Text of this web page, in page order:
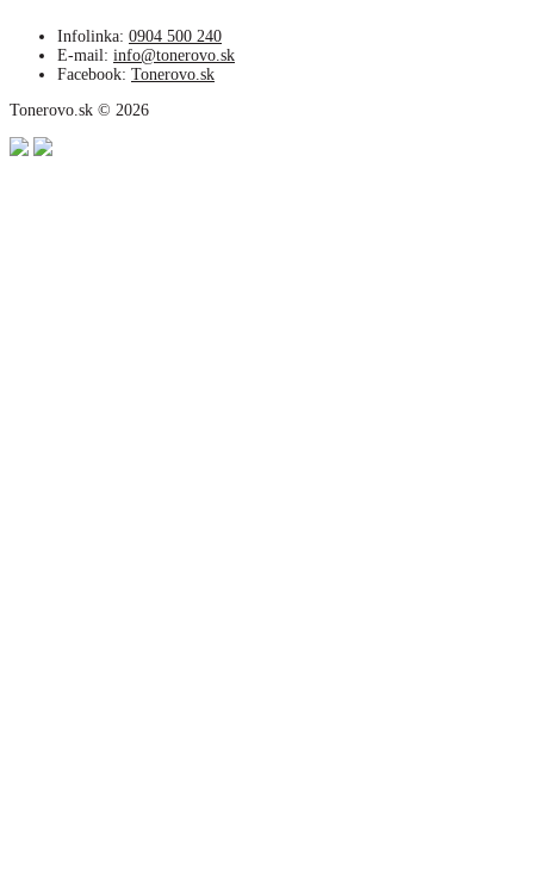
Infolinka: 0904 500 240
E-mail: info@tonerovo.sk
Facebook: Tonerovo.sk
Tonerovo.sk © 2026